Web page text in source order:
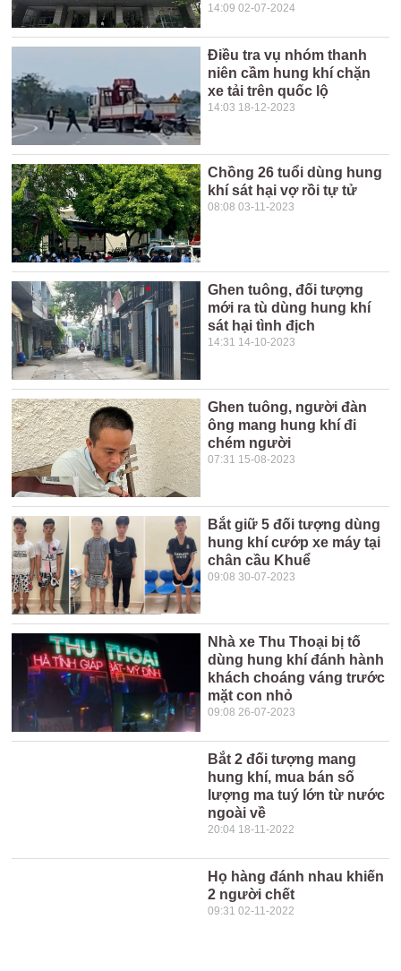
14:09 02-07-2024
Điều tra vụ nhóm thanh
niên cầm hung khí chặn
xe tải trên quốc lộ
14:03 18-12-2023
Chồng 26 tuổi dùng hung
khí sát hại vợ rồi tự tử
08:08 03-11-2023
Ghen tuông, đối tượng
mới ra tù dùng hung khí
sát hại tình địch
14:31 14-10-2023
Ghen tuông, người đàn
ông mang hung khí đi
chém người
07:31 15-08-2023
Bắt giữ 5 đối tượng dùng
hung khí cướp xe máy tại
chân cầu Khuể
09:08 30-07-2023
Nhà xe Thu Thoại bị tố
dùng hung khí đánh hành
khách choáng váng trước
mặt con nhỏ
09:08 26-07-2023
Bắt 2 đối tượng mang
hung khí, mua bán số
lượng ma tuý lớn từ nước
ngoài về
20:04 18-11-2022
Họ hàng đánh nhau khiến
2 người chết
09:31 02-11-2022